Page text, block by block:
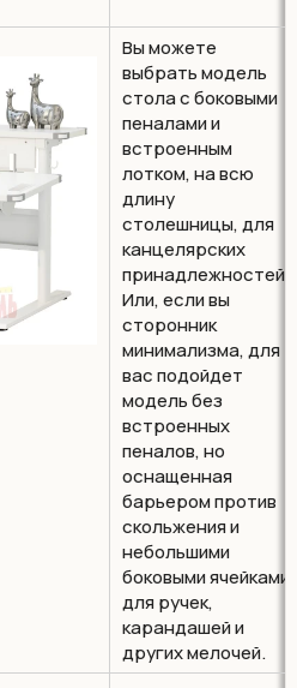
Вы можете
выбрать модель
стола с боковыми
пеналами и
встроенным
лотком, на всю
длину
столешницы, для
канцелярских
принадлежностей.
Или, если вы
сторонник
минимализма, для
вас подойдет
модель без
встроенных
пеналов, но
оснащенная
барьером против
скольжения и
небольшими
боковыми ячейками
для ручек,
карандашей и
других мелочей.